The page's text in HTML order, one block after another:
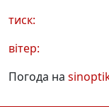
тиск:
вітер:
Погода на